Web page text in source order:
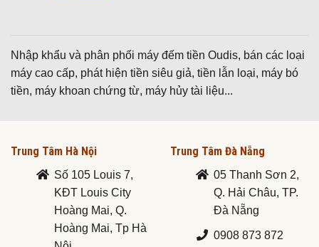
Nhập khẩu và phân phối máy đếm tiền Oudis, bán các loại
máy cao cấp, phát hiện tiền siêu giả, tiền lẫn loại, máy bó
tiền, máy khoan chứng từ, máy hủy tài liệu...
Trung Tâm Hà Nội
Số 105 Louis 7,
KĐT Louis City
Hoàng Mai, Q.
Hoàng Mai, Tp Hà
Trung Tâm Đà Nẵng
05 Thanh Sơn 2,
Q. Hải Châu, TP.
Đà Nẵng
0908 873 872